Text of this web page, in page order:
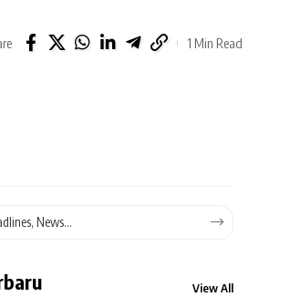
1 Min Read
View All